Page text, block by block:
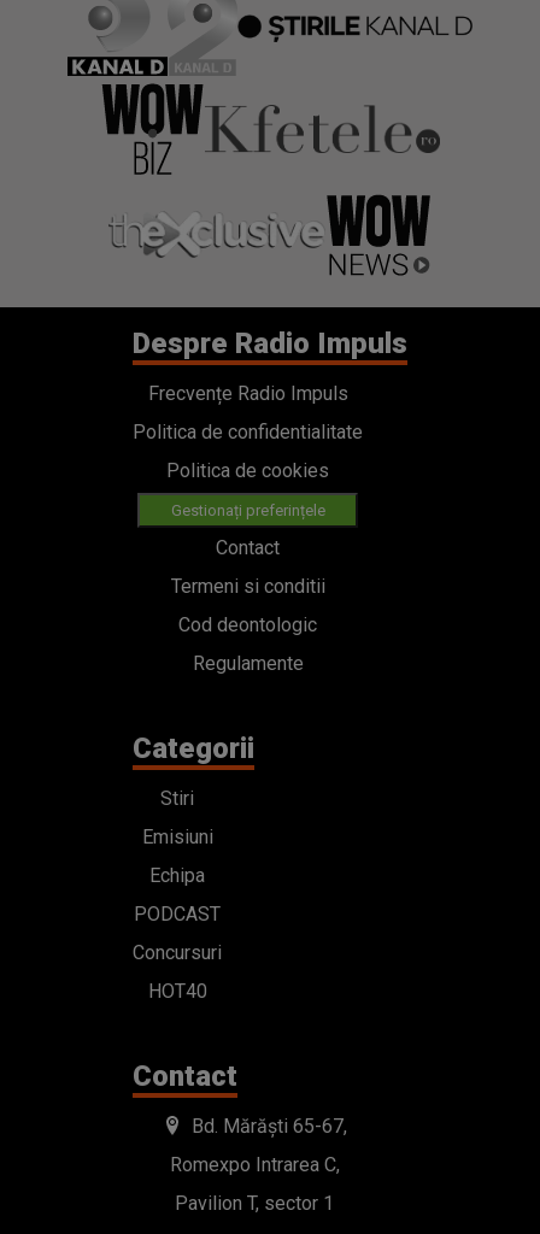
Despre Radio Impuls
Frecvențe Radio Impuls
Politica de confidentialitate
Politica de cookies
Gestionați preferințele
Contact
Termeni si conditii
Cod deontologic
Regulamente
Categorii
Stiri
Emisiuni
Echipa
PODCAST
Concursuri
HOT40
Contact
Bd. Mărăști 65-67,
Romexpo Intrarea C,
Pavilion T, sector 1